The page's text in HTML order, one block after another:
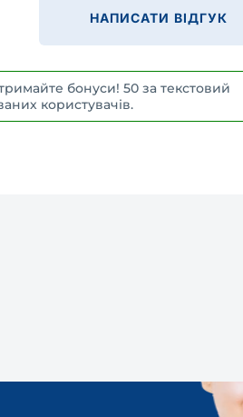
НАПИСАТИ ВІДГУК
бонуси! 50 за текстовий
користувачів.